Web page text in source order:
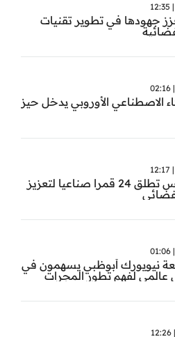
جهودها في تطوير تقنيات
الاصطناعي الأوروبي يدخل حيز
سبيس إكس تطلق 24 قمرا صناعيا لتعزيز
نيويورك أبوظبي يسهمون في
عالمي لفهم تطور المجرات